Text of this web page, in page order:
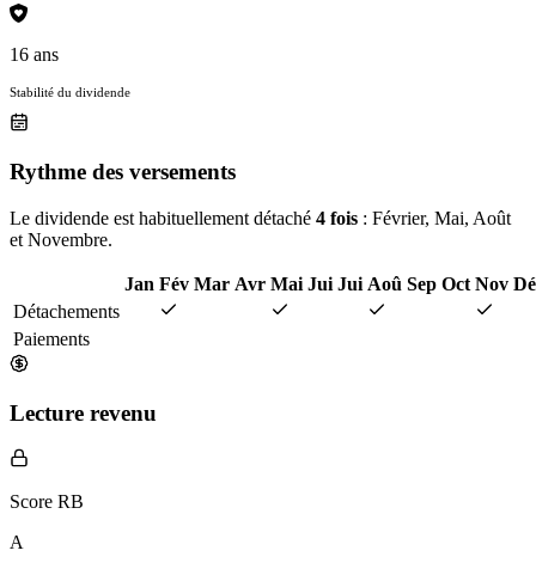
16 ans
Stabilité du dividende
Rythme des versements
Le dividende est habituellement détaché 4 fois : Février, Mai, Août
et Novembre.
Jan Fév Mar Avr Mai Jui Jui Aoû Sep Oct Nov
Détachements
Paiements
Lecture revenu
Score RB
A